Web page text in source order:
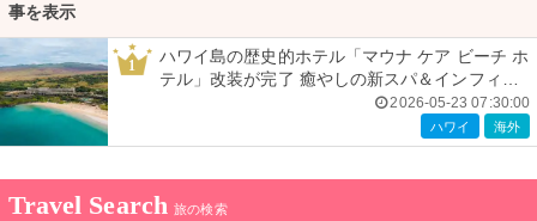
事を表示
1
ハワイ島の歴史的ホテル「マウナ ケア ビーチ ホ
テル」改装が完了 癒やしの新スパ＆インフィニ
2026-05-23 07:30:00
ハワイ 海外
Travel Search 旅の検索